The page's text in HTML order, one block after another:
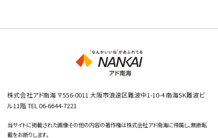
株式会社アド南海 〒556-0011 大阪市浪速区難波中1-10-4 南海SK難波ビ
ル11階 TEL 06-6644-7221
当サイトに掲載された画像その他の内容の著作権は株式会社アド南海に帰属し、無断転
載をお断りします。